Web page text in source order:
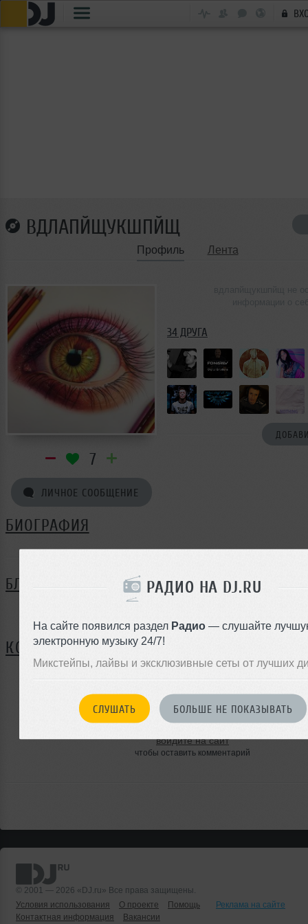
РАДИО НА DJ.RU
На сайте появился раздел Радио — слушайте
электронную музыку 24/7!
Микстейпы, лайвы и эксклюзивные сеты от лучших
СЛУШАТЬ БОЛЬШЕ НЕ ПОКАЗЫВАТЬ
ВДЛАПЙЩУКШПЙЩ
Профиль Лента
7
ЛИЧНОЕ СООБЩЕНИЕ
34 ДРУГА
БИОГРАФИЯ
БЛОГ
КОММЕНТАРИИ
ЗАРЕГИСТРИРУЙТЕСЬ
войдите на сайт
чтобы оставить комментарий
© 2001 — 2026 «DJ.ru» Все права защищены.
Условия использования
О проекте Помощь
Реклама на сайте
Контактная информация
Вакансии